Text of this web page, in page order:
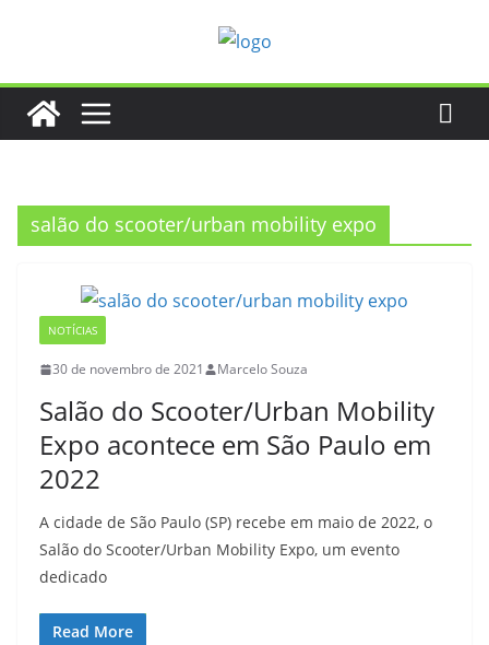
conteúdo
salão do scooter/urban mobility expo
NOTÍCIAS
30 de novembro de 2021 Marcelo Souza
Salão do Scooter/Urban Mobility
Expo acontece em São Paulo em
2022
A cidade de São Paulo (SP) recebe em maio de 2022, o
Salão do Scooter/Urban Mobility Expo, um evento
dedicado
Read More